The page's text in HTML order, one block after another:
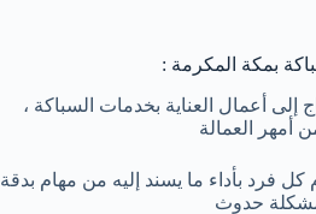
بمكة المكرمة :
إلى أعمال العناية بخدمات السباكة ،
العمالة
فرد بأداء ما يسند إليه من مهام بدقة
مشكلة حدوث